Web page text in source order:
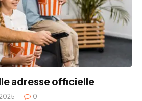
adresse officielle
0